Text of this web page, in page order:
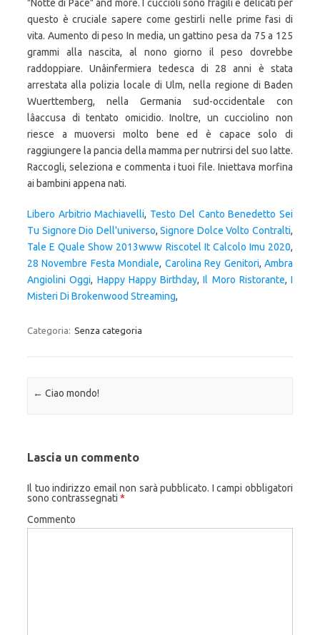
Libero Arbitrio Machiavelli, Testo Del Canto Benedetto Sei
Tu Signore Dio Dell'universo,Signore Dolce Volto Contralti,
Tale E Quale Show 2013www Riscotel It Calcolo Imu 2020,
28 Novembre Festa Mondiale, Carolina Rey Genitori,Ambra
Angiolini Oggi, Happy Happy Birthday,Il Moro Ristorante, I
Misteri Di Brokenwood Streaming,
Categoria: Senza categoria
Navigazione articolo
← Ciao mondo!
Lascia un commento
Il tuo indirizzo email non sarà pubblicato. I campi obbligatori
sono contrassegnati *
Commento